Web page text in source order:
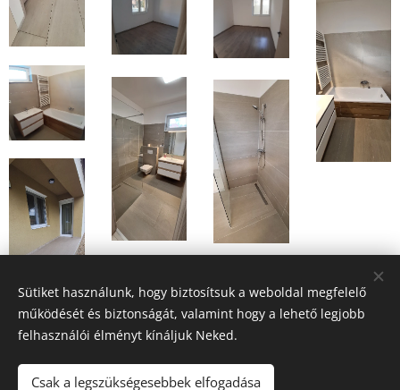
Sütiket használunk, hogy biztosítsuk a weboldal megfelelő
működését és biztonságát, valamint hogy a lehető legjobb
felhasználói élményt kínáljuk Neked.
Csak a legszükségesebbek elfogadása